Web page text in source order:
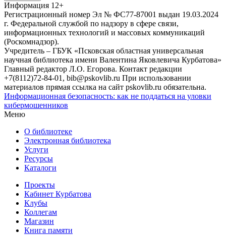
Информация 12+
Регистрационный номер Эл № ФС77-87001 выдан 19.03.2024
г. Федеральной службой по надзору в сфере связи,
информационных технологий и массовых коммуникаций
(Роскомнадзор).
Учредитель – ГБУК «Псковская областная универсальная
научная библиотека имени Валентина Яковлевича Курбатова»
Главный редактор Л.О. Егорова. Контакт редакции
+7(8112)72-84-01, bib@pskovlib.ru При использовании
материалов прямая ссылка на сайт pskovlib.ru обязательна.
Информационная безопасность: как не поддаться на уловки
кибермошенников
Меню
О библиотеке
Электронная библиотека
Услуги
Ресурсы
Каталоги
Проекты
Кабинет Курбатова
Клубы
Коллегам
Магазин
Книга памяти